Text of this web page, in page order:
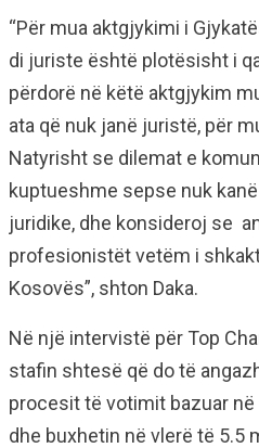
“Për mua aktgjykimi i
di juriste është plotësisht i
përdorë në këtë aktgjykim
ata që nuk janë juristë, për
Natyrisht se dilemat e
kuptueshme sepse nuk
juridike, dhe konsideroj se
profesionistët vetëm i
Kosovës”, shton Daka.
Në një intervistë për Top
stafin shtesë që do të
procesit të votimit bazuar
dhe buxhetin në vlerë të 5.5